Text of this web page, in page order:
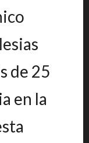
de 25
en la